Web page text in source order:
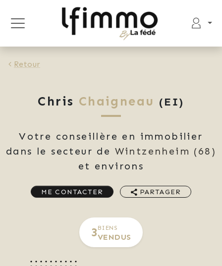
Retour
Chris Chaigneau (EI)
Votre conseillère en immobilier
dans le secteur de Wintzenheim (68)
et environs
ME CONTACTER PARTAGER
3 BIENS
VENDUS